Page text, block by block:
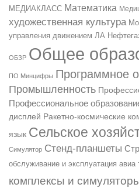
МЕДИАКЛАСС Математика
художественная культура
управления движением ЛА
ОБЗР Общее
ПО Минцифры Программное
Промышленность
Профессиональное
дисплей Ракетно-космические
язык Сельское
Симулятор Стенд-планшеты
обслуживание и эксплуатация авиа
комплексы и